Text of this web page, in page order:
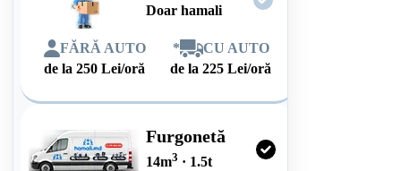
Doar hamali
FĂRĂ AUTO
de la250 Lei/oră
*
CU AUTO
de la225 Lei/oră
Furgonetă
14m3 · 1.5t